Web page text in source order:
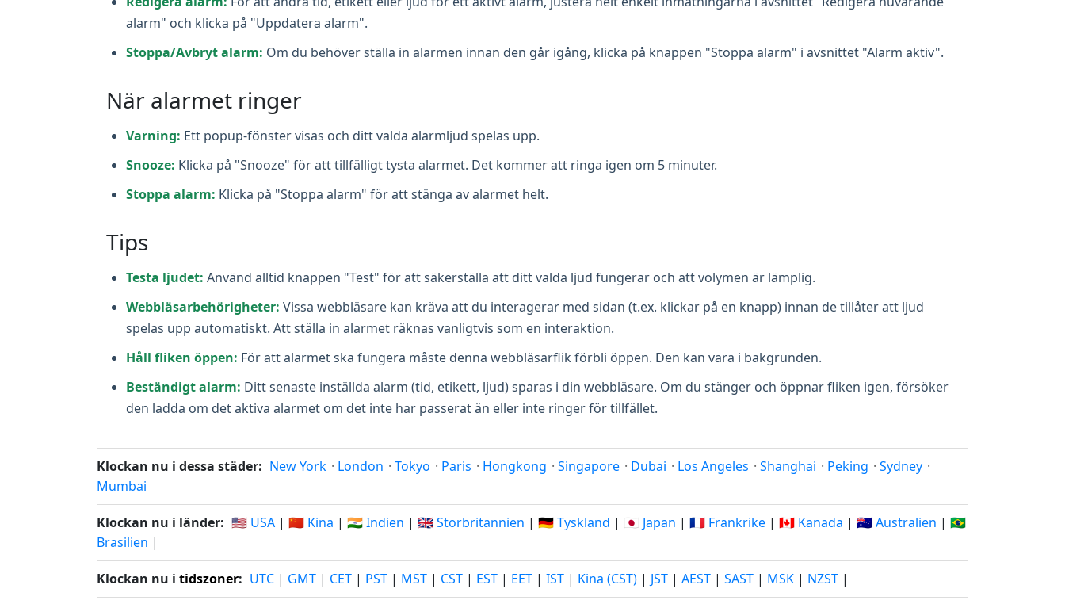
alarm" och klicka på "Uppdatera alarm".
Stoppa/Avbryt alarm: Om du behöver ställa in alarmen innan den går igång, klicka på knappen "Stoppa alarm" i avsnittet "Alarm aktiv".
När alarmet ringer
Varning: Ett popup-fönster visas och ditt valda alarmljud spelas upp.
Snooze: Klicka på "Snooze" för att tillfälligt tysta alarmet. Det kommer att ringa igen om 5 minuter.
Stoppa alarm: Klicka på "Stoppa alarm" för att stänga av alarmet helt.
Tips
Testa ljudet: Använd alltid knappen "Test" för att säkerställa att ditt valda ljud fungerar och att volymen är lämplig.
Webbläsarbehörigheter: Vissa webbläsare kan kräva att du interagerar med sidan (t.ex. klickar på en knapp) innan de tillåter att ljud
spelas upp automatiskt. Att ställa in alarmet räknas vanligtvis som en interaktion.
Håll fliken öppen: För att alarmet ska fungera måste denna webbläsarflik förbli öppen. Den kan vara i bakgrunden.
Beständigt alarm: Ditt senaste inställda alarm (tid, etikett, ljud) sparas i din webbläsare. Om du stänger och öppnar fliken igen, försöker
den ladda om det aktiva alarmet om det inte har passerat än eller inte ringer för tillfället.
Klockan nu i dessa städer: New York · London · Tokyo · Paris · Hongkong · Singapore · Dubai · Los Angeles · Shanghai · Peking · Sydney ·
Mumbai
Klockan nu i länder: 🇺🇸 USA | 🇨🇳 Kina | 🇮🇳 Indien | 🇬🇧 Storbritannien | 🇩🇪 Tyskland | 🇯🇵 Japan | 🇫🇷 Frankrike | 🇨🇦 Kanada | 🇦🇺 Australien | 🇧🇷
Brasilien |
Klockan nu i tidszoner: UTC | GMT | CET | PST | MST | CST | EST | EET | IST | Kina (CST) | JST | AEST | SAST | MSK | NZST |